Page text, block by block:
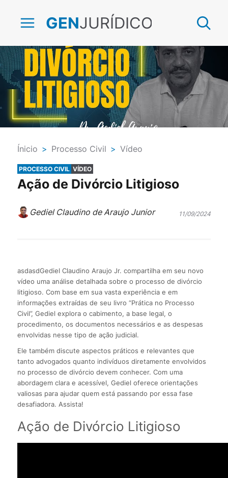
GENJURÍDICO
Ínicio > Processo Civil > Vídeo
PROCESSO CIVIL VÍDEO
Ação de Divórcio Litigioso
Gediel Claudino de Araujo Junior 11/09/2024
asdasdGediel Claudino Araujo Jr. compartilha em seu novo
vídeo uma análise detalhada sobre o processo de divórcio
litigioso. Com base em sua vasta experiência e em
informações extraídas de seu livro “Prática no Processo
Civil”, Gediel explora o cabimento, a base legal, o
procedimento, os documentos necessários e as despesas
envolvidas nesse tipo de ação judicial.
Ele também discute aspectos práticos e relevantes que
tanto advogados quanto indivíduos diretamente envolvidos
no processo de divórcio devem conhecer. Com uma
abordagem clara e acessível, Gediel oferece orientações
valiosas para ajudar quem está passando por essa fase
desafiadora. Assista!
Ação de Divórcio Litigioso